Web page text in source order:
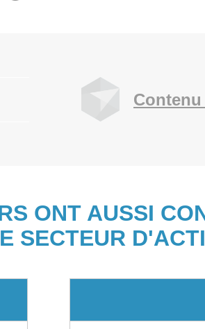
ONT AUSSI
SECTEUR